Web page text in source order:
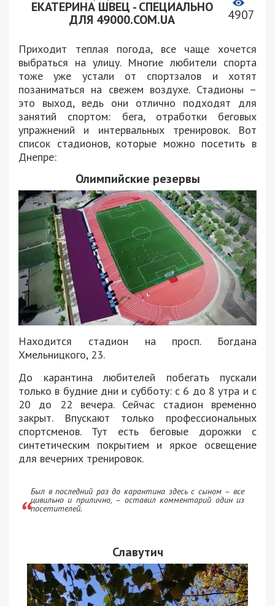
ЕКАТЕРИНА ШВЕЦ - СПЕЦИАЛЬНО
ДЛЯ 49000.COM.UA
4907
Приходит теплая погода, все чаще хочется
выбраться на улицу. Многие любители спорта
тоже уже устали от спортзалов и хотят
позаниматься на свежем воздухе. Стадионы –
это выход, ведь они отлично подходят для
занятий спортом: бега, отработки беговых
упражнений и интервальных тренировок. Вот
список стадионов, которые можно посетить в
Днепре:
Олимпийские резервы
Находится стадион на просп. Богдана
Хмельницкого, 23.
До карантина любителей побегать пускали
только в будние дни и субботу: с 6 до 8 утра и с
20 до 22 вечера. Сейчас стадион временно
закрыт. Впускают только профессиональных
спортсменов. Тут есть беговые дорожки с
синтетическим покрытием и яркое освещение
для вечерних тренировок.
Был в последний раз до карантина здесь с сыном – все
цивильно и прилично, – оставил комментарий один из
посетителей.
Славутич